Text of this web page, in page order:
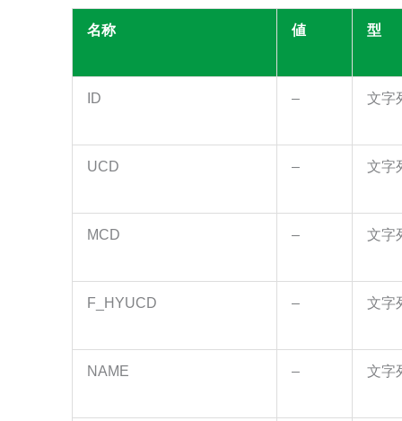
名称 値 型
ID – 文字
UCD – 文字
MCD – 文字
F_HYUCD – 文字
NAME – 文字